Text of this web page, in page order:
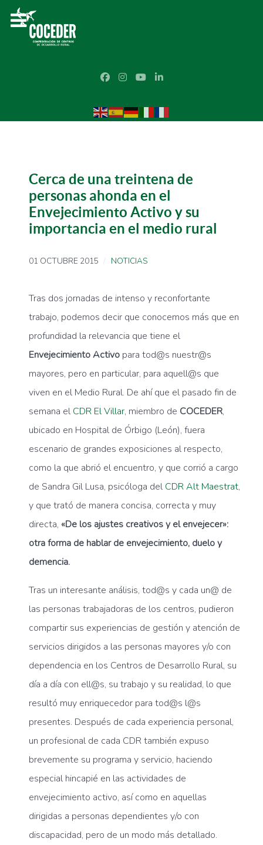
Cerca de una treintena de
personas ahonda en el
Envejecimiento Activo y su
importancia en el medio rural
01 OCTUBRE 2015 NOTICIAS
Tras dos jornadas de intenso y reconfortante
trabajo, podemos decir que conocemos más que en
profundidad la relevancia que tiene el
Envejecimiento Activo para tod@s nuestr@s
mayores, pero en particular, para aquell@s que
viven en el Medio Rural. De ahí que el pasado fin de
semana el CDR El Villar, miembro de COCEDER,
ubicado en Hospital de Órbigo (León), fuera
escenario de grandes exposiciones al respecto,
como la que abrió el encuentro, y que corrió a cargo
de Sandra Gil Lusa, psicóloga del CDR Alt Maestrat,
y que trató de manera concisa, correcta y muy
directa, «De los ajustes creativos y el envejecer»:
otra forma de hablar de envejecimiento, duelo y
demencia.
Tras un interesante análisis, tod@s y cada un@ de
las personas trabajadoras de los centros, pudieron
compartir sus experiencias de gestión y atención de
servicios dirigidos a las personas mayores y/o con
dependencia en los Centros de Desarrollo Rural, su
día a día con ell@s, su trabajo y su realidad, lo que
resultó muy enriquecedor para tod@s l@s
presentes. Después de cada experiencia personal,
un profesional de cada CDR también expuso
brevemente su programa y servicio, haciendo
especial hincapié en las actividades de
envejecimiento activo, así como en aquellas
dirigidas a personas dependientes y/o con
discapacidad, pero de un modo más detallado.